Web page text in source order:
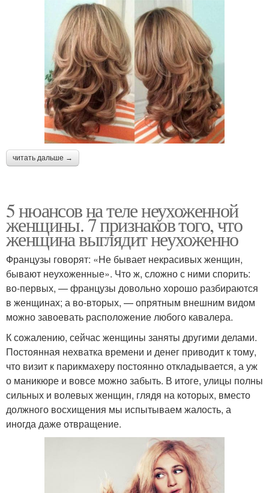
читать дальше →
5 нюансов на теле неухоженной
женщины. 7 признаков того, что
женщина выглядит неухоженно
Французы говорят: «Не бывает некрасивых женщин,
бывают неухоженные». Что ж, сложно с ними спорить:
во-первых, — французы довольно хорошо разбираются
в женщинах; а во-вторых, — опрятным внешним видом
можно завоевать расположение любого кавалера.
К сожалению, сейчас женщины заняты другими делами.
Постоянная нехватка времени и денег приводит к тому,
что визит к парикмахеру постоянно откладывается, а уж
о маникюре и вовсе можно забыть. В итоге, улицы полны
сильных и волевых женщин, глядя на которых, вместо
должного восхищения мы испытываем жалость, а
иногда даже отвращение.